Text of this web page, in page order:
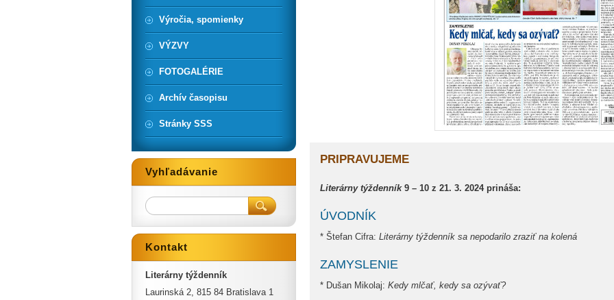
PRIPRAVUJEME
Literárny týždenník9 – 10 z 21. 3. 2024 prináša:
ÚVODNÍK
* Štefan Cifra: Literárny týždenník sa nepodarilo zraziť na kolená
ZAMYSLENIE
* Dušan Mikolaj: Kedy mlčať, kedy sa ozývať?
Výročia, spomienky
VÝZVY
FOTOGALÉRIE
Archív časopisu
Stránky SSS
Vyhľadávanie
Kontakt
Literárny týždenník
Laurinská 2, 815 84 Bratislava 1